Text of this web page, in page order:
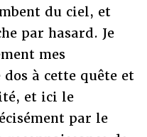
du ciel, et
par hasard. Je
mes
à cette quête et
et ici le
par le